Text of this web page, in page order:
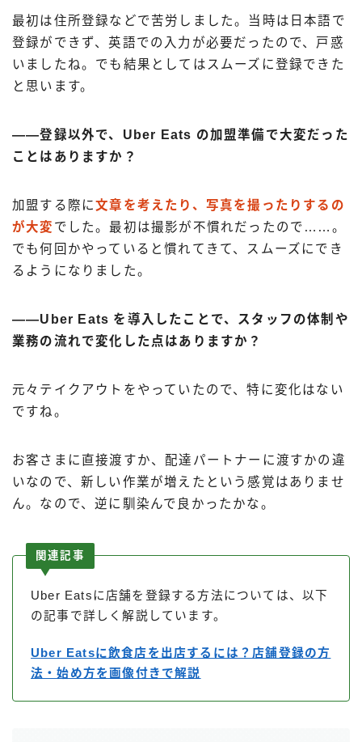
最初は住所登録などで苦労しました。当時は日本語で
登録ができず、英語での入力が必要だったので、戸惑
いましたね。でも結果としてはスムーズに登録できた
と思います。
――登録以外で、Uber Eats の加盟準備で大変だった
ことはありますか？
加盟する際に文章を考えたり、写真を撮ったりするの
が大変 でした。最初は撮影が不慣れだったので……。
でも何回かやっていると慣れてきて、スムーズにでき
るようになりました。
――Uber Eats を導入したことで、スタッフの体制や
業務の流れで変化した点はありますか？
元々テイクアウトをやっていたので、特に変化はない
ですね。
お客さまに直接渡すか、配達パートナーに渡すかの違
いなので、新しい作業が増えたという感覚はありませ
ん。なので、逆に馴染んで良かったかな。
関連記事
Uber Eatsに店舗を登録する方法については、以下
の記事で詳しく解説しています。
Uber Eatsに飲食店を出店するには？店舗登録の方
法・始め方を画像付きで解説